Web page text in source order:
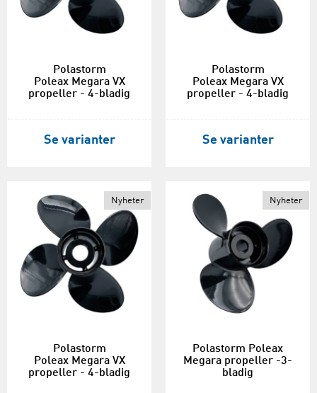
Polastorm
Poleax Megara VX
propeller - 4-bladig
Se varianter
Polastorm
Poleax Megara VX
propeller - 4-bladig
Se varianter
Nyheter
Polastorm
Poleax Megara VX
propeller - 4-bladig
Nyheter
Polastorm Poleax
Megara propeller -3-
bladig